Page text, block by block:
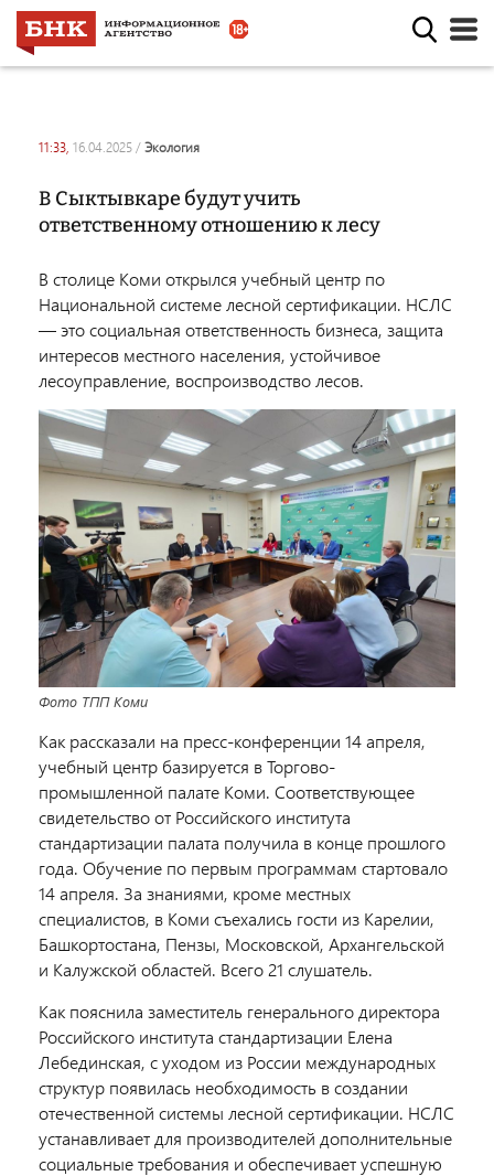
11:33, 16.04.2025 / экология
­В Сыктывкаре будут учить
ответственному отношению к лесу
В столице Коми открылся учебный центр по
Национальной системе лесной сертификации. НСЛС
— это социальная ответственность бизнеса, защита
интересов местного населения, устойчивое
лесоуправление, воспроизводство лесов.
Фото ТПП Коми
Как рассказали на пресс-конференции 14 апреля,
учебный центр базируется в Торгово-
промышленной палате Коми. Соответствующее
свидетельство от Российского института
стандартизации палата получила в конце прошлого
года. Обучение по первым программам стартовало
14 апреля. За знаниями, кроме местных
специалистов, в Коми съехались гости из Карелии,
Башкортостана, Пензы, Московской, Архангельской
и Калужской областей. Всего 21 слушатель.
Как пояснила заместитель генерального директора
Российского института стандартизации Елена
Лебединская, с уходом из России международных
структур появилась необходимость в создании
отечественной системы лесной сертификации. НСЛС
устанавливает для производителей дополнительные
социальные требования и обеспечивает успешную